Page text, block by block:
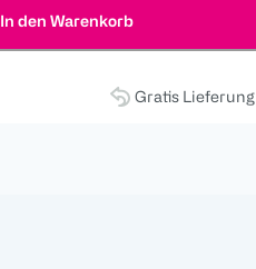
In den Warenkorb
Gratis